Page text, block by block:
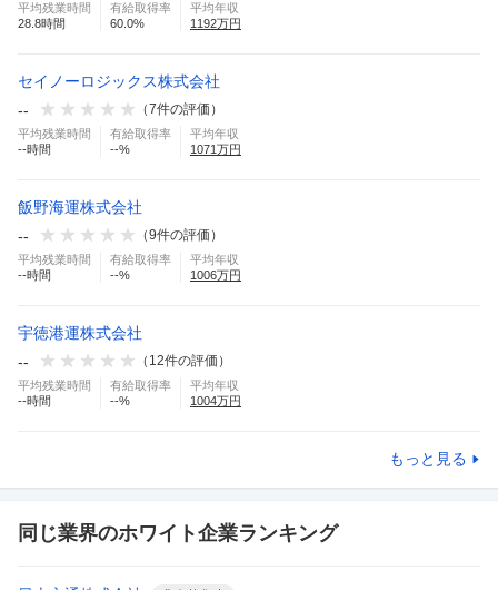
平均残業時間
28.8時間
有給取得率
60.0%
平均年収
1192万円
セイノーロジックス株式会社
--
（7件の評価）
平均残業時間
--時間
有給取得率
--%
平均年収
1071 万円
飯野海運株式会社
--
（9件の評価）
平均残業時間
--時間
有給取得率
--%
平均年収
1006万円
宇徳港運株式会社
--
（ 12件の評価）
平均残業時間
--時間
有給取得率
--%
平均年収
1004万円
もっと見る
同じ業界のホワイト企業ランキング